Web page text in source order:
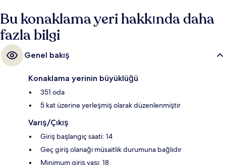
Bu konaklama yeri hakkında daha
fazla bilgi
Genel bakış
Konaklama yerinin büyüklüğü
351 oda
5 kat üzerine yerleşmiş olarak düzenlenmiştir
Varış/Çıkış
Giriş başlangıç saati: 14
Geç giriş olanağı müsaitlik durumuna bağlıdır
Minimum giriş yaşı: 18